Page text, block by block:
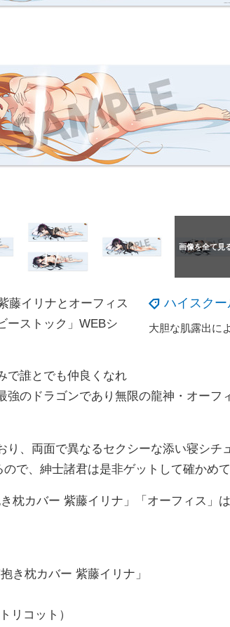
ハイスク
藤イリナとオーフィス
ーストック」WEBシ
で誰とでも仲良くなれ
強のドラゴンであり無限の龍神・オーフ
、両面で異なるセクシーな添い寝シチ
で、紳士諸君は是非ゲットして確かめて
枕カバー 紫藤イリナ」「オーフィス」
き枕カバー 紫藤イリナ」
リコット）